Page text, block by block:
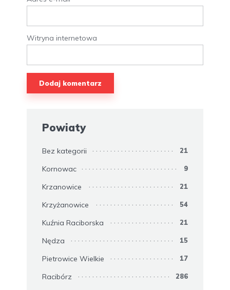
Witryna internetowa
Powiaty
Bez kategorii 21
Kornowac 9
Krzanowice 21
Krzyżanowice 54
Kuźnia Raciborska 21
Nędza 15
Pietrowice Wielkie 17
Racibórz 286